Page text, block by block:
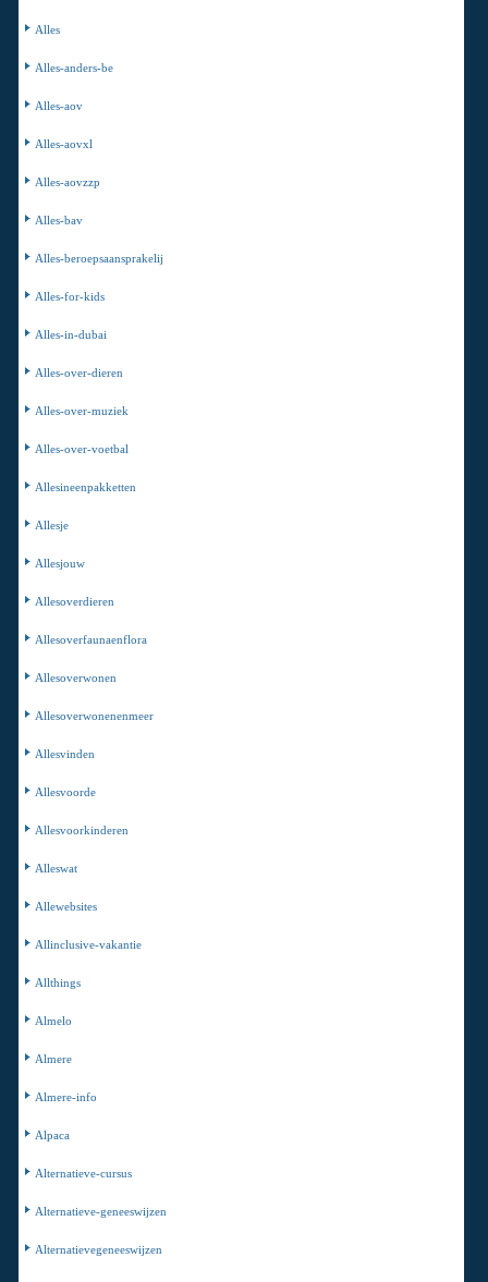
Alles
Alles-anders-be
Alles-aov
Alles-aovxl
Alles-aovzzp
Alles-bav
Alles-beroepsaansprakelij
Alles-for-kids
Alles-in-dubai
Alles-over-dieren
Alles-over-muziek
Alles-over-voetbal
Allesineenpakketten
Allesje
Allesjouw
Allesoverdieren
Allesoverfaunaenflora
Allesoverwonen
Allesoverwonenenmeer
Allesvinden
Allesvoorde
Allesvoorkinderen
Alleswat
Allewebsites
Allinclusive-vakantie
Allthings
Almelo
Almere
Almere-info
Alpaca
Alternatieve-cursus
Alternatieve-geneeswijzen
Alternatievegeneeswijzen